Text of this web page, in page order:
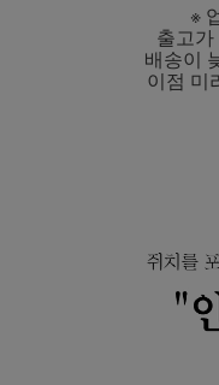
※
출고
배송이
이점 미